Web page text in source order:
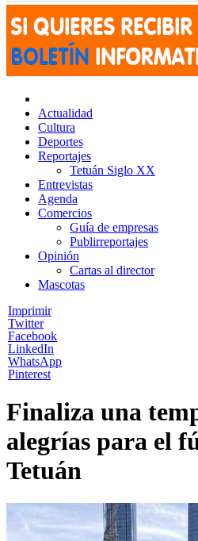
Actualidad
Cultura
Deportes
Reportajes
Tetuán Siglo XX
Entrevistas
Agenda
Comercios
Guía de empresas
Publirreportajes
Opinión
Cartas al director
Mascotas
Imprimir
Twitter
Facebook
LinkedIn
WhatsApp
Pinterest
Finaliza una
alegrías para el
Tetuán